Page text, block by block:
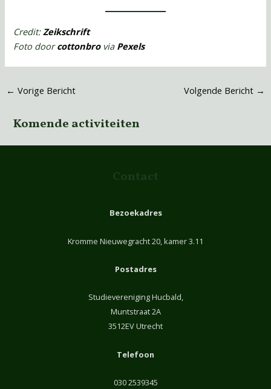
Credit:Zeikschrift
Foto doorcottonbrovia Pexels
← Vorige Bericht Volgende Bericht →
Komende activiteiten
Contact
Bezoekadres
Kromme Nieuwegracht 20, kamer 3.11
Postadres
Studievereniging Hucbald,
Muntstraat 2A
3512EV Utrecht
Telefoon
030 2539345